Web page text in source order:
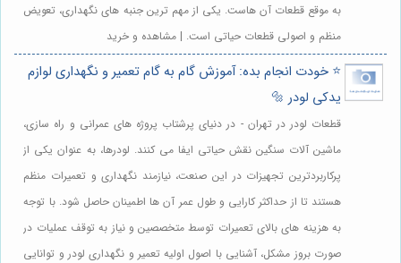
به موقع قطعات آن هاست. یکی از مهم ترین جنبه های نگهداری، تعویض
منظم و اصولی قطعات حیاتی است. | مشاهده و خرید
⭐️ خودت انجام بده: آموزش گام به گام تعمیر و نگهداری لوازم
یدکی لودر 🔩
قطعات لودر در تهران - در دنیای پرشتاب پروژه های عمرانی و راه سازی،
ماشین آلات سنگین نقش حیاتی ایفا می کنند. لودرها، به عنوان یکی از
پرکاربردترین تجهیزات در این صنعت، نیازمند نگهداری و تعمیرات منظم
هستند تا از حداکثر کارایی و طول عمر آن ها اطمینان حاصل شود. با توجه
به هزینه های بالای تعمیرات توسط متخصصین و نیاز به توقف عملیات در
صورت بروز مشکل، آشنایی با اصول اولیه تعمیر و نگهداری لودر و توانایی